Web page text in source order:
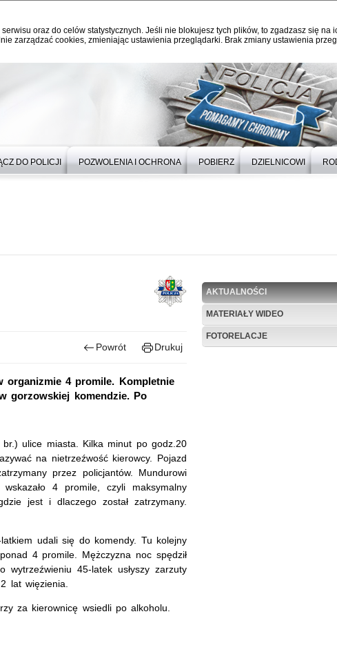
oraz do celów statystycznych. Jeśli nie blokujesz tych plików, to zgadzasz się na
zarządzać cookies, zmieniając ustawienia przeglądarki. Brak zmiany ustawienia
DO POLICJI POZWOLENIA I OCHRONA POBIERZ DZIELNICOWI
Powrót Drukuj
organizmie 4 promile. Kompletnie
gorzowskiej komendzie. Po
ulice miasta. Kilka minut po godz.20
na nietrzeźwość kierowcy. Pojazd
przez policjantów. Mundurowi
4 promile, czyli maksymalny
jest i dlaczego został zatrzymany.
udali się do komendy. Tu kolejny
4 promile. Mężczyzna noc spędził
45-latek usłyszy zarzuty
lat więzienia.
za kierownicę wsiedli po alkoholu.
AKTUALNOŚCI
MATERIAŁY WIDEO
FOTORELACJE